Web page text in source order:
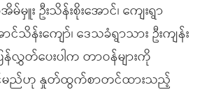
မှူး ဦးသိန်းစိုးအောင်၊ ကျေးရွာ
င်သိန်းကျော်၊ ဒေသခံရွာသား ဦးကျန်း
လွှတ်ပေးပါက တာဝန်များကို
မည်ဟု နှုတ်ထွက်စာတင်ထားသည့်